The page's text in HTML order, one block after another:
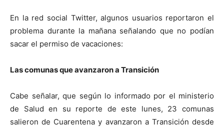
En la red social Twitter, algunos usuarios reportaron el
problema durante la mañana señalando que no podían
sacar el permiso de vacaciones:
Las comunas que avanzaron a Transición
Cabe señalar, que según lo informado por el ministerio
de Salud en su reporte de este lunes, 23 comunas
salieron de Cuarentena y avanzaron a Transición desde